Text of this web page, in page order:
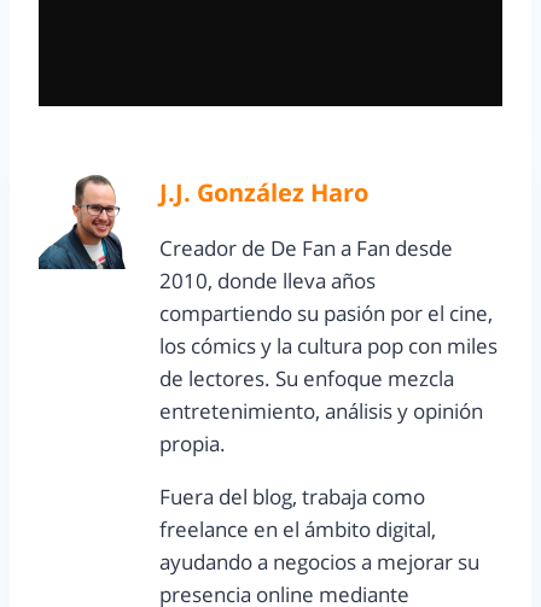
J.J. González Haro
Creador de De Fan a Fan desde
2010, donde lleva años
compartiendo su pasión por el cine,
los cómics y la cultura pop con miles
de lectores. Su enfoque mezcla
entretenimiento, análisis y opinión
propia.
Fuera del blog, trabaja como
freelance en el ámbito digital,
ayudando a negocios a mejorar su
presencia online mediante